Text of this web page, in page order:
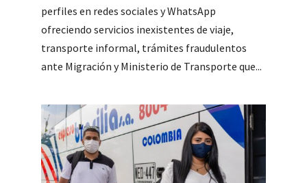
perfiles en redes sociales y WhatsApp
ofreciendo servicios inexistentes de viaje,
transporte informal, trámites fraudulentos
ante Migración y Ministerio de Transporte que...